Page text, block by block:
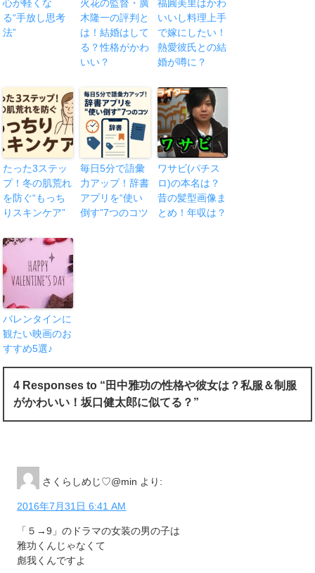
心が軽くな
る“手放し思考
法”
火花の監督・廣
木隆一の評判と
は！結婚はして
る？性格がかわ
いい？
福圓美里はかわ
いいし料理上手
で嫁にしたい！
熱愛彼氏との結
婚が噂に？
たった3ステッ
プ！冬の肌荒れ
を防ぐ“もっち
りスキンケア”
毎日5分で語彙
力アップ！辞書
アプリを“使い
倒す”7つのコツ
ワサビ(パチス
ロ)の本名は？
昔の髪型画像ま
とめ！年収は？
バレンタインに
観たい映画のお
すすめ5選♪
4 Responses to “田中雅功の性格や彼女は？私服＆制服
がかわいい！坂口健太郎に似てる？”
さくらしめじ♡@min より:
2016年7月31日 6:41 AM
「５→9」のドラマの女装の男の子は
雅功くんじゃなくて
彪我くんですよ